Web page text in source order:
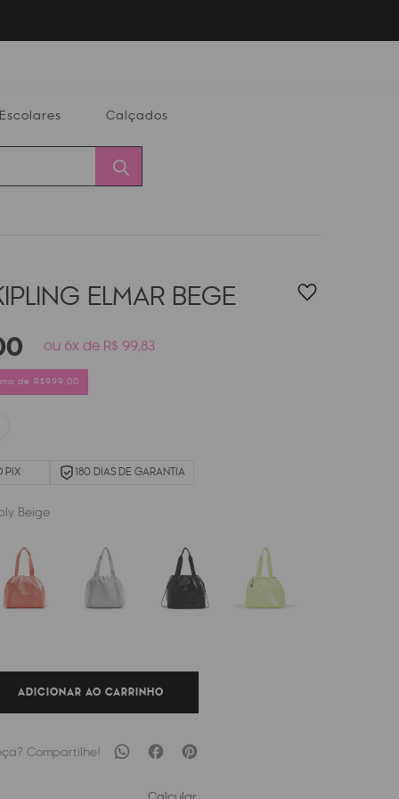
Escolares Calçados
ELMAR BEGE
ou 6x de R$ 99,83
de R$999,00
PIX 180 DIAS DE GARANTIA
Beige
ADICIONAR AO CARRINHO